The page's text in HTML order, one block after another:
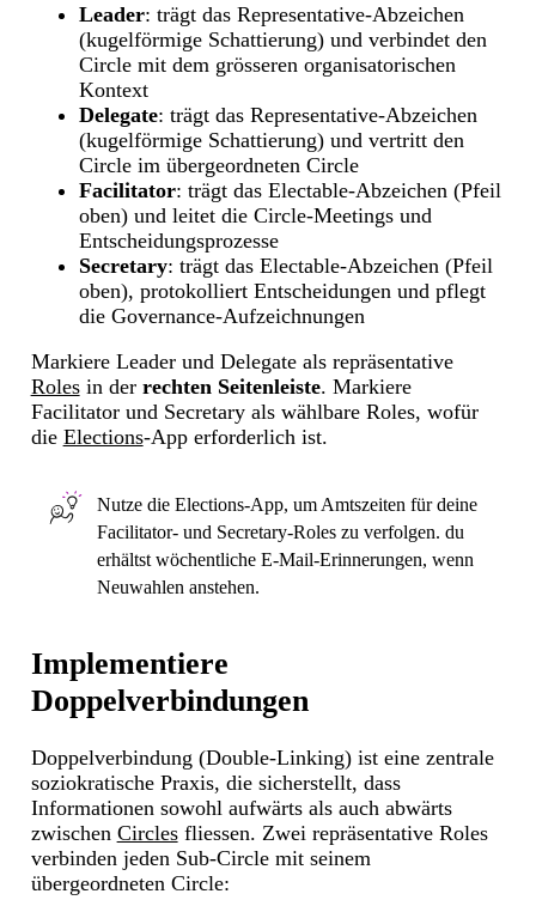
Leader: trägt das Representative-Abzeichen
(kugelförmige Schattierung) und verbindet den
Circle mit dem grösseren organisatorischen
Kontext
Delegate: trägt das Representative-Abzeichen
(kugelförmige Schattierung) und vertritt den
Circle im übergeordneten Circle
Facilitator: trägt das Electable-Abzeichen (Pfeil
oben) und leitet die Circle-Meetings und
Entscheidungsprozesse
Secretary: trägt das Electable-Abzeichen (Pfeil
oben), protokolliert Entscheidungen und pflegt
die Governance-Aufzeichnungen
Markiere Leader und Delegate als repräsentative
Rolesin der rechten Seitenleiste. Markiere
Facilitator und Secretary als wählbare Roles, wofür
die Elections-App erforderlich ist.
Nutze dieElections-App, um Amtszeiten für deine
Facilitator- und Secretary-Roles zu verfolgen. du
erhältst wöchentliche E-Mail-Erinnerungen, wenn
Neuwahlen anstehen.
Implementiere
Doppelverbindungen
Doppelverbindung (Double-Linking) ist eine zentrale
soziokratische Praxis, die sicherstellt, dass
Informationen sowohl aufwärts als auch abwärts
zwischen Circlesfliessen. Zwei repräsentative Roles
verbinden jeden Sub-Circle mit seinem
übergeordneten Circle: